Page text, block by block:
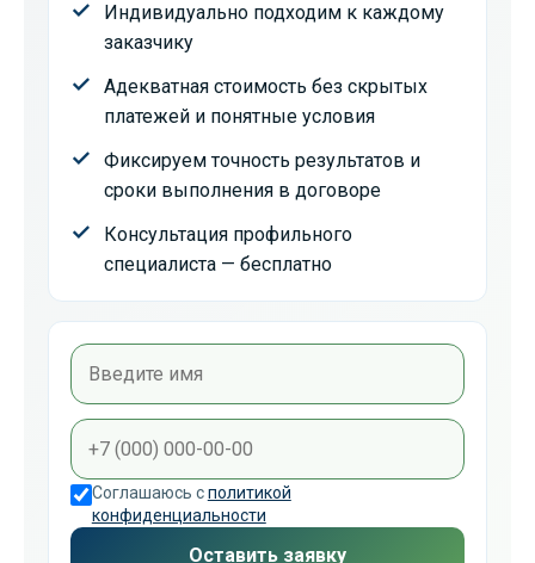
Индивидуально подходим к каждому
заказчику
Адекватная стоимость без скрытых
платежей и понятные условия
Фиксируем точность результатов и
сроки выполнения в договоре
Консультация профильного
специалиста — бесплатно
Соглашаюсь сполитикой
конфиденциальности
Оставить заявку